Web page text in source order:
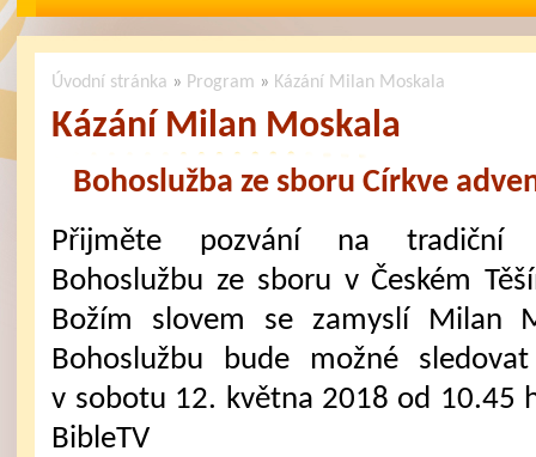
Úvodní stránka » Program » Kázání Milan Moskala
Kázání Milan Moskala
Bohoslužba ze sboru Církve
Přijměte pozvání na tradiční
Bohoslužbu ze sboru v Českém
Božím slovem se zamyslí Milan
Bohoslužbu bude možné
v sobotu 12. května 2018 od 10.45
BibleTV